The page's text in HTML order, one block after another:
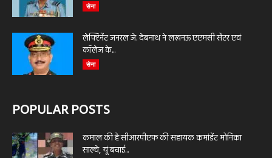
सेना
लेफ्टिनेंट जनरल जे. देबनाथ ने लखनऊ एएमसी सेंटर एवं
कॉलेज के...
सेना
POPULAR POSTS
कमाल की है सीआरपीएफ की सहायक कमांडेंट मोनिका
साल्वे, यूं बचाई...